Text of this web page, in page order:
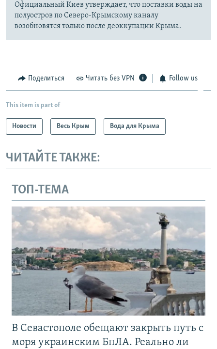
Официальный Киев утверждает, что поставки воды на
полуостров по Северо-Крымскому каналу
возобновятся только после деоккупации Крыма.
Поделиться Читать без VPN Follow us
This item is part of
Новости Весь Крым Вода для Крыма
ЧИТАЙТЕ ТАКЖЕ:
ТОП-ТЕМА
В Севастополе обещают закрыть путь с
моря украинским БпЛА. Реально ли